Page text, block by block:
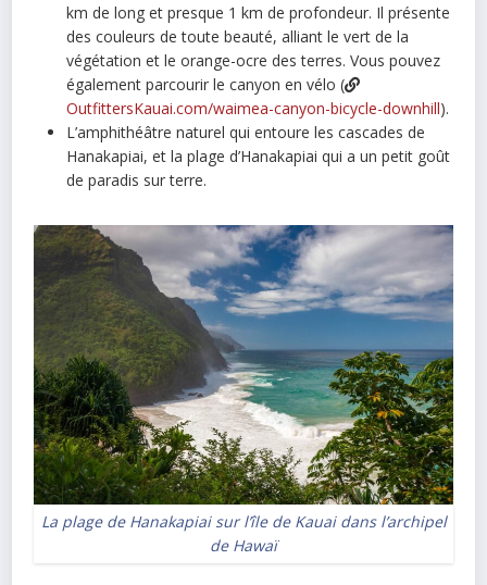
km de long et presque 1 km de profondeur. Il présente
des couleurs de toute beauté, alliant le vert de la
végétation et le orange-ocre des terres. Vous pouvez
également parcourir le canyon en vélo (
OutfittersKauai.com/waimea-canyon-bicycle-downhill).
L’amphithéâtre naturel qui entoure les cascades de
Hanakapiai, et la plage d’Hanakapiai qui a un petit goût
de paradis sur terre.
La plage de Hanakapiai sur l’île de Kauai dans l’archipel
de Hawaï